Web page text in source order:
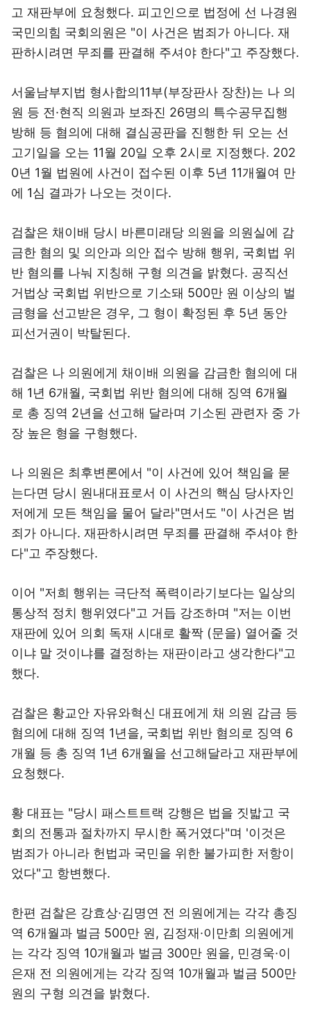
고 재판부에 요청했다. 피고인으로 법정에 선 나경원
국민의힘 국회의원은 "이 사건은 범죄가 아니다. 재
판하시려면 무죄를 판결해 주셔야 한다"고 주장했다.
서울남부지법 형사합의11부(부장판사 장찬)는 나 의
원 등 전·현직 의원과 보좌진 26명의 특수공무집행
방해 등 혐의에 대해 결심공판을 진행한 뒤 오는 선
고기일을 오는 11월 20일 오후 2시로 지정했다. 202
0년 1월 법원에 사건이 접수된 이후 5년 11개월여 만
에 1심 결과가 나오는 것이다.
검찰은 채이배 당시 바른미래당 의원을 의원실에 감
금한 혐의 및 의안과 의안 접수 방해 행위, 국회법 위
반 혐의를 나눠 지칭해 구형 의견을 밝혔다. 공직선
거법상 국회법 위반으로 기소돼 500만 원 이상의 벌
금형을 선고받은 경우, 그 형이 확정된 후 5년 동안
피선거권이 박탈된다.
검찰은 나 의원에게 채이배 의원을 감금한 혐의에 대
해 1년 6개월, 국회법 위반 혐의에 대해 징역 6개월
로 총 징역 2년을 선고해 달라며 기소된 관련자 중 가
장 높은 형을 구형했다.
나 의원은 최후변론에서 "이 사건에 있어 책임을 묻
는다면 당시 원내대표로서 이 사건의 핵심 당사자인
저에게 모든 책임을 물어 달라"면서도 "이 사건은 범
죄가 아니다. 재판하시려면 무죄를 판결해 주셔야 한
다"고 주장했다.
이어 "저희 행위는 극단적 폭력이라기보다는 일상의
통상적 정치 행위였다"고 거듭 강조하며 "저는 이번
재판에 있어 의회 독재 시대로 활짝 (문을) 열어줄 것
이냐 말 것이냐를 결정하는 재판이라고 생각한다"고
했다.
검찰은 황교안 자유와혁신 대표에게 채 의원 감금 등
혐의에 대해 징역 1년을, 국회법 위반 혐의로 징역 6
개월 등 총 징역 1년 6개월을 선고해달라고 재판부에
요청했다.
황 대표는 "당시 패스트트랙 강행은 법을 짓밟고 국
회의 전통과 절차까지 무시한 폭거였다"며 '이것은
범죄가 아니라 헌법과 국민을 위한 불가피한 저항이
었다"고 항변했다.
한편 검찰은 강효상·김명연 전 의원에게는 각각 총징
역 6개월과 벌금 500만 원, 김정재·이만희 의원에게
는 각각 징역 10개월과 벌금 300만 원을, 민경욱·이
은재 전 의원에게는 각각 징역 10개월과 벌금 500만
원의 구형 의견을 밝혔다.